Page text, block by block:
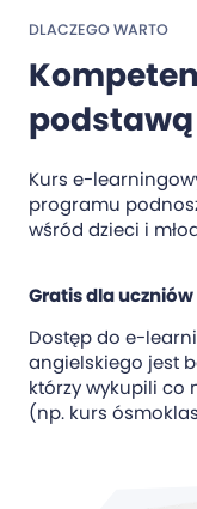
DLACZEGO WARTO
podstawą
Kurs e-
programu
wśród dzieci i
Gratis dla
Dostęp do e-
angielskiego jest
którzy wykupili co
(np. kurs